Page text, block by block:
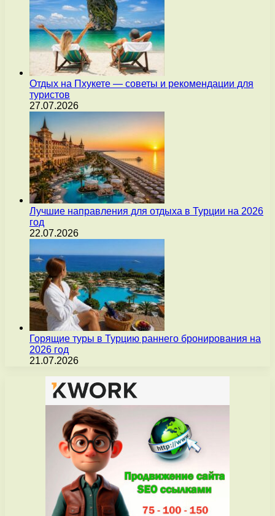
Отдых на Пхукете — советы и рекомендации для
туристов
27.07.2026
Лучшие направления для отдыха в Турции на 2026
год
22.07.2026
Горящие туры в Турцию раннего бронирования на
2026 год
21.07.2026